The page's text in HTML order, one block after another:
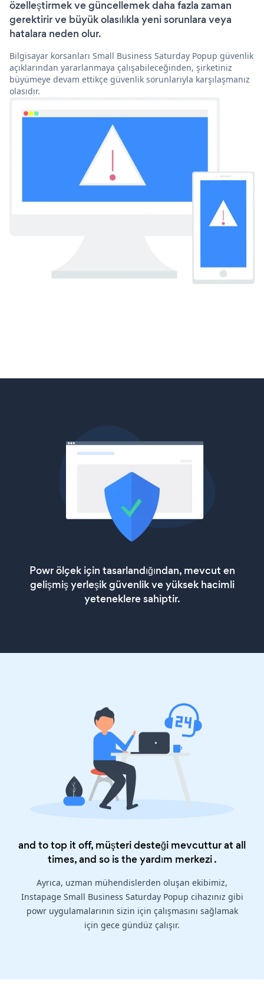
özelleştirmek ve güncellemek daha fazla zaman
gerektirir ve büyük olasılıkla yeni sorunlara veya
hatalara neden olur.
Bilgisayar korsanları Small Business Saturday Popup güvenlik
açıklarından yararlanmaya çalışabileceğinden, şirketiniz
büyümeye devam ettikçe güvenlik sorunlarıyla karşılaşmanız
olasıdır.
Powr ölçek için tasarlandığından, mevcut en
gelişmiş yerleşik güvenlik ve yüksek hacimli
yeteneklere sahiptir.
and to top it off, müşteri desteği mevcuttur at all
times, and so is theyardım merkezi.
Ayrıca, uzman mühendislerden oluşan ekibimiz,
Instapage Small Business Saturday Popup cihazınız gibi
powr uygulamalarının sizin için çalışmasını sağlamak
için gece gündüz çalışır.